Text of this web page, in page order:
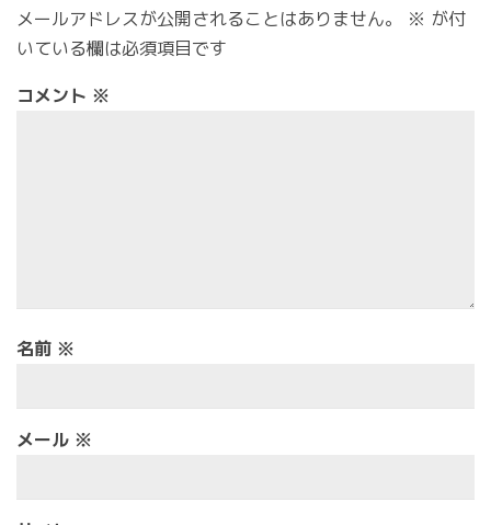
メールアドレスが公開されることはありません。 ※ が付
いている欄は必須項目です
コメント ※
名前 ※
メール ※